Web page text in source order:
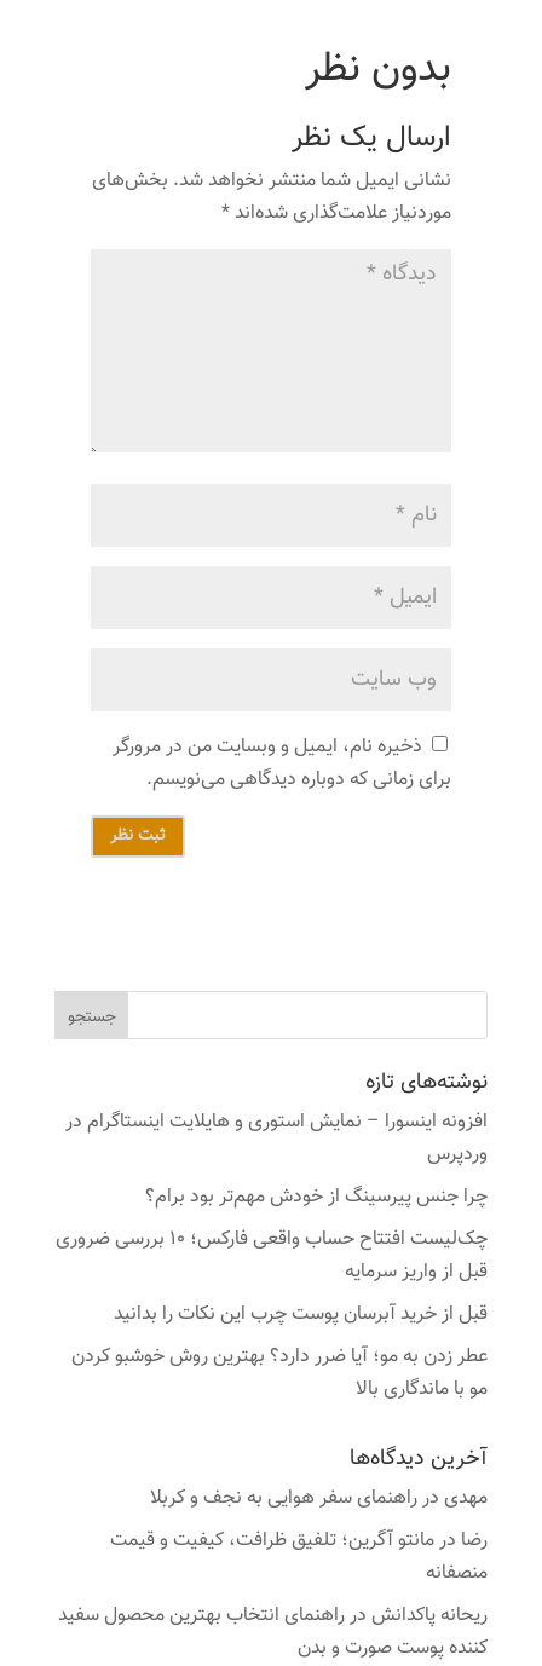
بدون نظر
ارسال یک نظر
نشانی ایمیل شما منتشر نخواهد شد. بخش‌های
موردنیاز علامت‌گذاری شده‌اند*
ذخیره نام، ایمیل و وبسایت من در مرورگر
برای زمانی که دوباره دیدگاهی می‌نویسم.
ثبت نظر
نوشته‌های تازه
افزونه اینسورا – نمایش استوری و هایلایت اینستاگرام در
وردپرس
چرا جنس پیرسینگ از خودش مهم‌تر بود برام؟
چک‌لیست افتتاح حساب واقعی فارکس؛ ۱۰ بررسی ضروری
قبل از واریز سرمایه
قبل از خرید آبرسان پوست چرب این نکات را بدانید
عطر زدن به مو؛ آیا ضرر دارد؟ بهترین روش خوشبو کردن
مو با ماندگاری بالا
آخرین دیدگاه‌ها
مهدیدرراهنمای سفر هوایی به نجف و کربلا
رضا درمانتو آگرین؛ تلفیق ظرافت، کیفیت و قیمت
منصفانه
ریحانه پاکدانشدرراهنمای انتخاب بهترین محصول سفید
کننده پوست صورت و بدن